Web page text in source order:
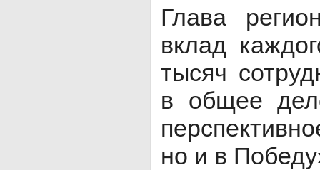
Глава
вклад
тысяч
в общее
но и в